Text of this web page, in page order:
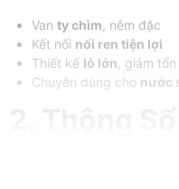
Van ty chìm , nêm đặc
Kết nối nối ren tiện lợi
Thiết kế lỗ lớn , giảm
Chuyên dùng cho nước